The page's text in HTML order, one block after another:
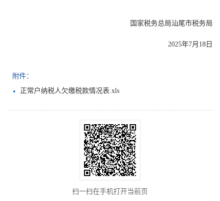
国家税务总局汕尾市税务局
2025年7月18日
附件：
正常户纳税人欠缴税款情况表.xls
扫一扫在手机打开当前页